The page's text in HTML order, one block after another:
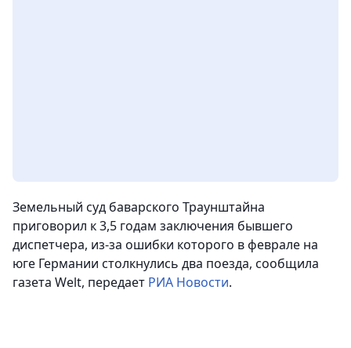
Земельный суд баварского Траунштайна
приговорил к 3,5 годам заключения бывшего
диспетчера, из-за ошибки которого в феврале на
юге Германии столкнулись два поезда, сообщила
газета Welt, передает РИА Новости.